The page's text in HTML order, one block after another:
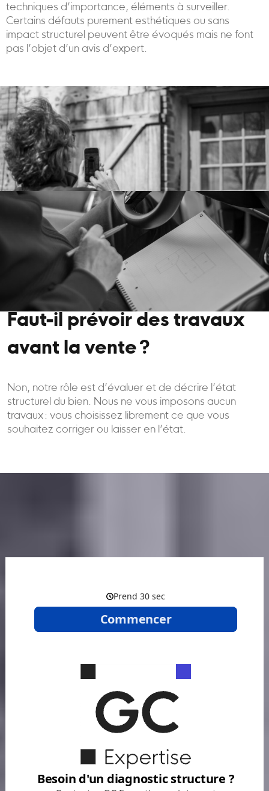
techniques d’importance, éléments à surveiller.
Certains défauts purement esthétiques ou sans
impact structurel peuvent être évoqués mais ne font
pas l’objet d’un avis d’expert.
Faut-il prévoir des travaux
avant la vente ?
Non, notre rôle est d’évaluer et de décrire l’état
structurel du bien. Nous ne vous imposons aucun
travaux : vous choisissez librement ce que vous
souhaitez corriger ou laisser en l’état.